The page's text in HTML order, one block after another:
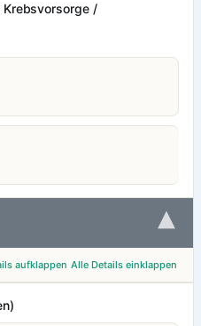
Krebsvorsorge /
▾
aufklappen Alle Details einklappen